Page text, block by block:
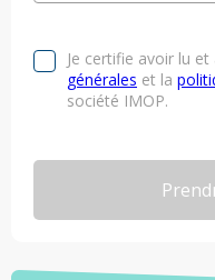
Je certifie avoir lu et
générales et la
société IMOP.